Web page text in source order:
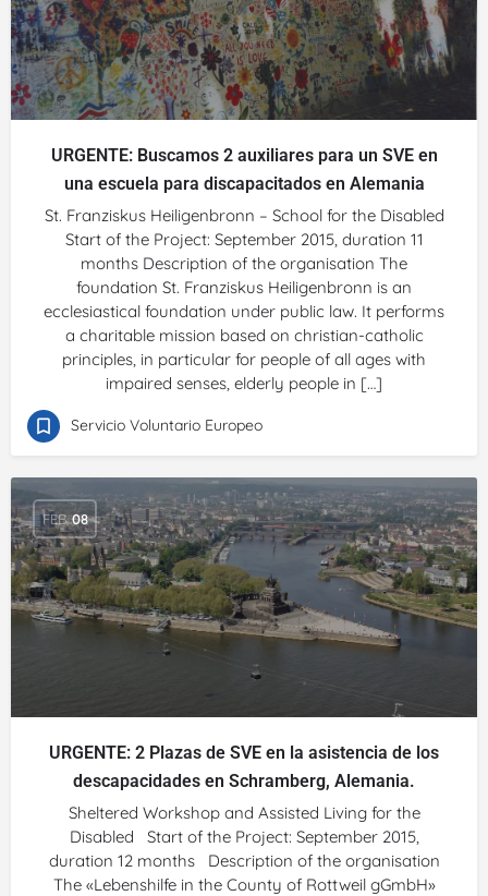
URGENTE: Buscamos 2 auxiliares para un SVE en
una escuela para discapacitados en Alemania
St. Franziskus Heiligenbronn – School for the Disabled
Start of the Project: September 2015, duration 11
months Description of the organisation The
foundation St. Franziskus Heiligenbronn is an
ecclesiastical foundation under public law. It performs
a charitable mission based on christian-catholic
principles, in particular for people of all ages with
impaired senses, elderly people in […]
Servicio Voluntario Europeo
FEB 08
URGENTE: 2 Plazas de SVE en la asistencia de los
descapacidades en Schramberg, Alemania.
Sheltered Workshop and Assisted Living for the
Disabled Start of the Project: September 2015,
duration 12 months Description of the organisation
The «Lebenshilfe in the County of Rottweil gGmbH»